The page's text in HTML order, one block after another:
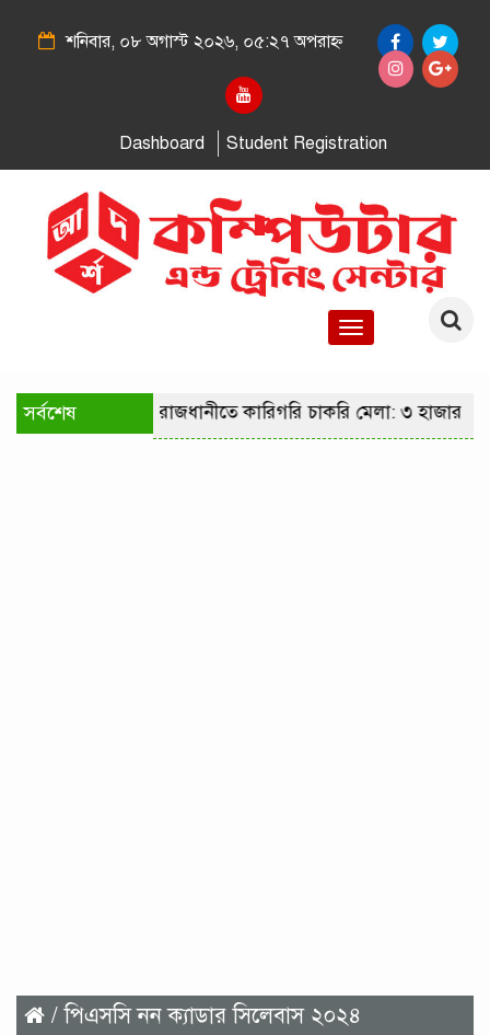
শনিবার, ০৮ অগাস্ট ২০২৬, ০৫:২৭ অপরাহ্ন
Dashboard Student Registration
Toggle
সর্বশেষ রাজধানীতে কারিগরি চাকরি মেলা: ৩ হাজার
/ পিএসসি নন ক্যাডার সিলেবাস ২০২৪